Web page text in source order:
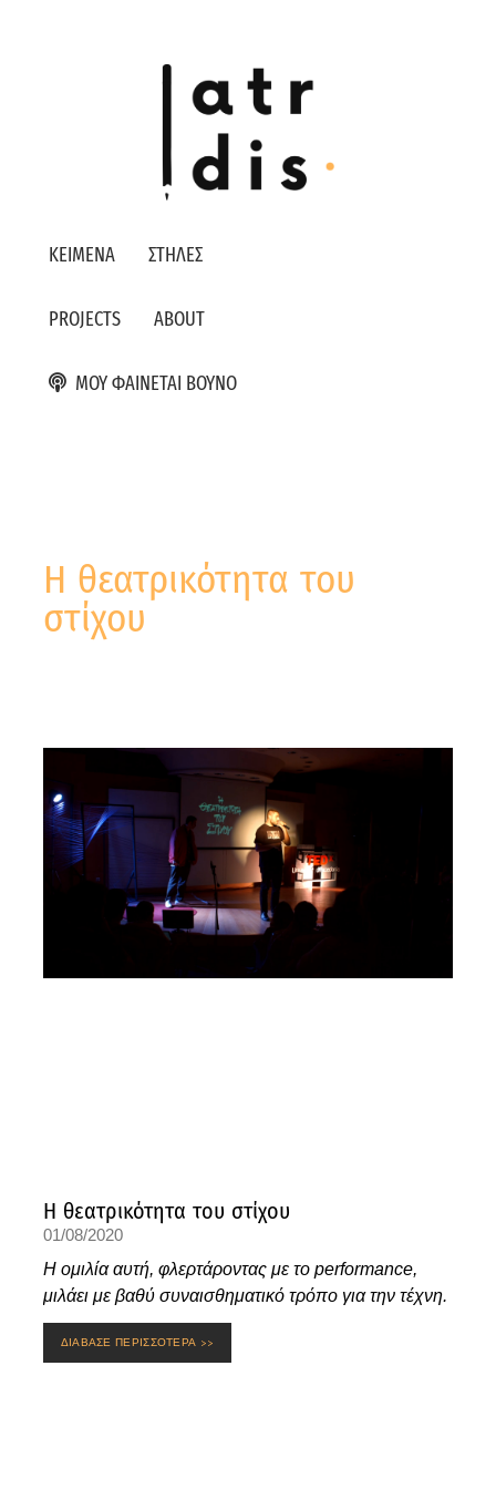
ΚΕΙΜΕΝΑ ΣΤΗΛΕΣ
PROJECTS ABOUT
ΜΟΥ ΦΑΙΝΕΤΑΙ ΒΟΥΝΟ
Η θεατρικότητα του
στίχου
Η θεατρικότητα του στίχου
01/08/2020
Η ομιλία αυτή, φλερτάροντας με το performance,
μιλάει με βαθύ συναισθηματικό τρόπο για την τέχνη.
ΔΙΑΒΑΣΕ ΠΕΡΙΣΣΟΤΕΡΑ >>